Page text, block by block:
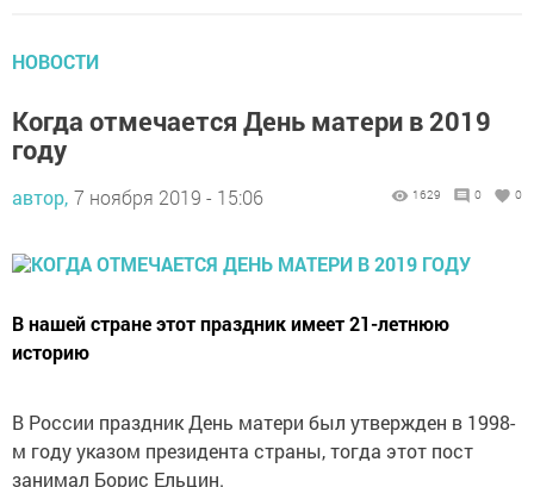
Когда отмечается День матери в 2019
году
историю
м году указом президента страны, тогда этот пост
занимал Борис Ельцин.